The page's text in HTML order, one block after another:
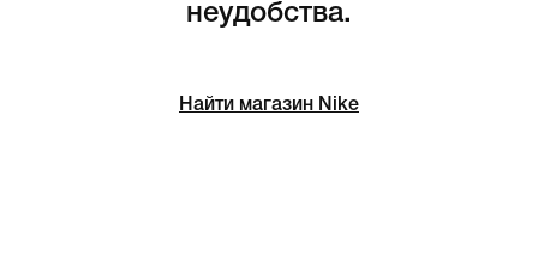
неудобства.
Найти магазин Nike